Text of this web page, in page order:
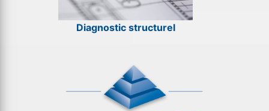
Diagnostic structurel